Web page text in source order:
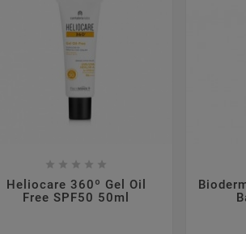
    
Heliocare 360º Gel Oil
Free SPF50 50ml